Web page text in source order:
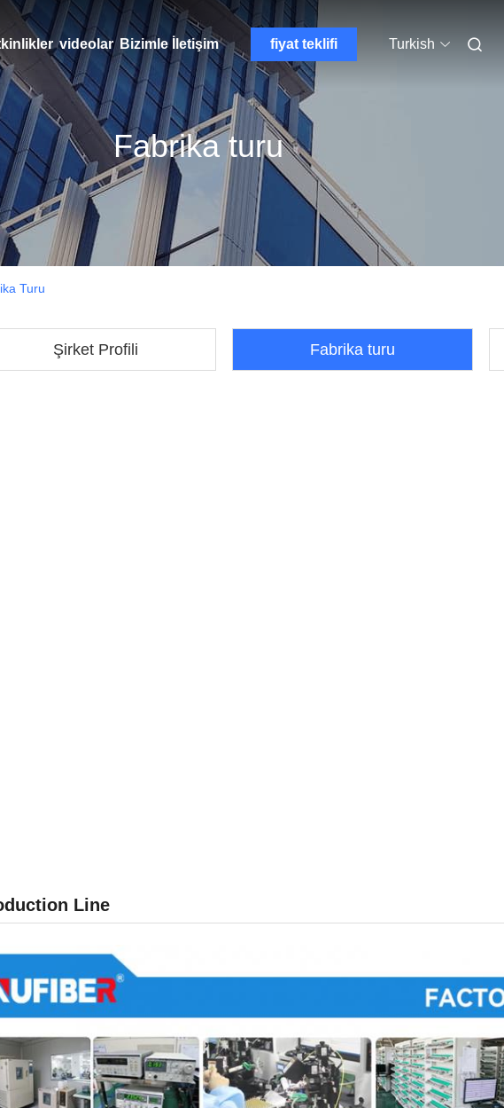
videolar Bizimle İletişim fiyat teklifi Turkish
Fabrika turu
Turu
Şirket Profili Fabrika turu
Line